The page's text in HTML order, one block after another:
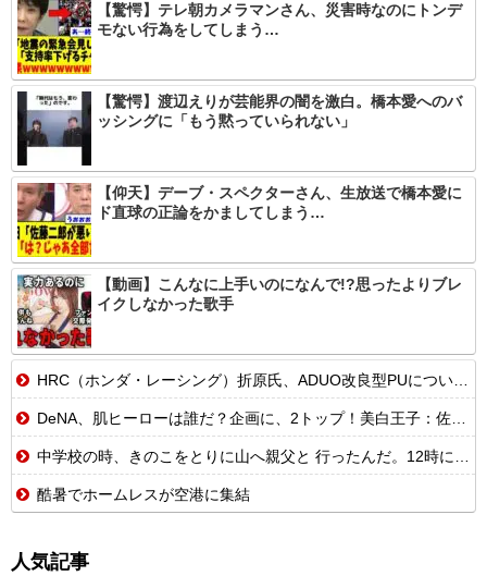
【驚愕】テレ朝カメラマンさん、災害時なのにトンデ
モない行為をしてしまう…
【驚愕】渡辺えりが芸能界の闇を激白。橋本愛へのバ
ッシングに「もう黙っていられない」
【仰天】デーブ・スペクターさん、生放送で橋本愛に
ド直球の正論をかましてしまう…
【動画】こんなに上手いのになんで!?思ったよりブレ
イクしなかった歌手
HRC（ホンダ・レーシング）折原氏、ADUO改良型PUについて「内部目標を達成」「ザントフールトが楽しみ」
DeNA、肌ヒーローは誰だ？企画に、2トップ！美白王子：佐野恵太と敏感お肌：東克樹を呼んでいない
中学校の時、きのこをとりに山へ親父と 行ったんだ。12時になり親父が飯を買ってくるから待ってろ と車で行っちまった。【再】
酷暑でホームレスが空港に集結
人気記事